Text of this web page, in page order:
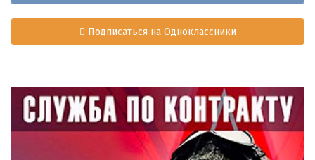
Подписаться на Одноклассники